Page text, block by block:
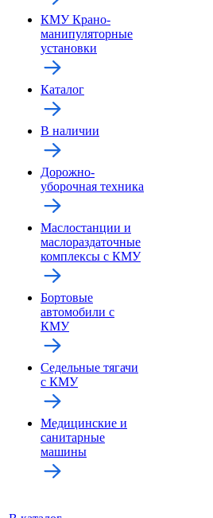
КМУ Крано-
манипуляторные
установки
Каталог
В наличии
Дорожно-
уборочная техника
Маслостанции и
маслораздаточные
комплексы с КМУ
Бортовые
автомобили с
КМУ
Седельные тягачи
с КМУ
Медицинские и
санитарные
машины